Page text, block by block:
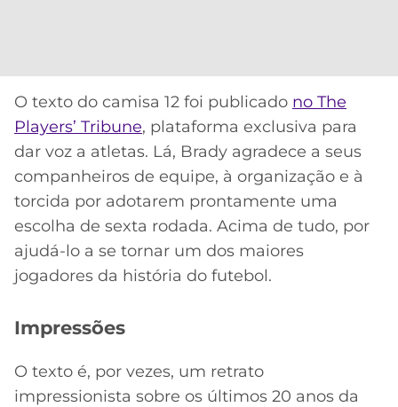
MG
CRUZEIRO
O texto do camisa 12 foi publicado no The
Players’ Tribune, plataforma exclusiva para
dar voz a atletas. Lá, Brady agradece a seus
companheiros de equipe, à organização e à
torcida por adotarem prontamente uma
escolha de sexta rodada. Acima de tudo, por
ajudá-lo a se tornar um dos maiores
jogadores da história do futebol.
Impressões
O texto é, por vezes, um retrato
impressionista sobre os últimos 20 anos da